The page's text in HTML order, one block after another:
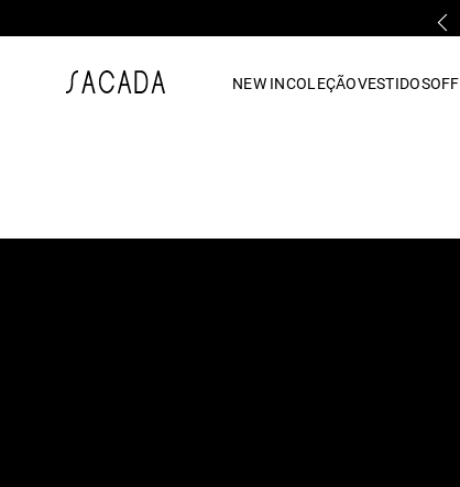
NEW INCOLEÇÃOVESTIDOSOFF
vestido midi
7º macacão